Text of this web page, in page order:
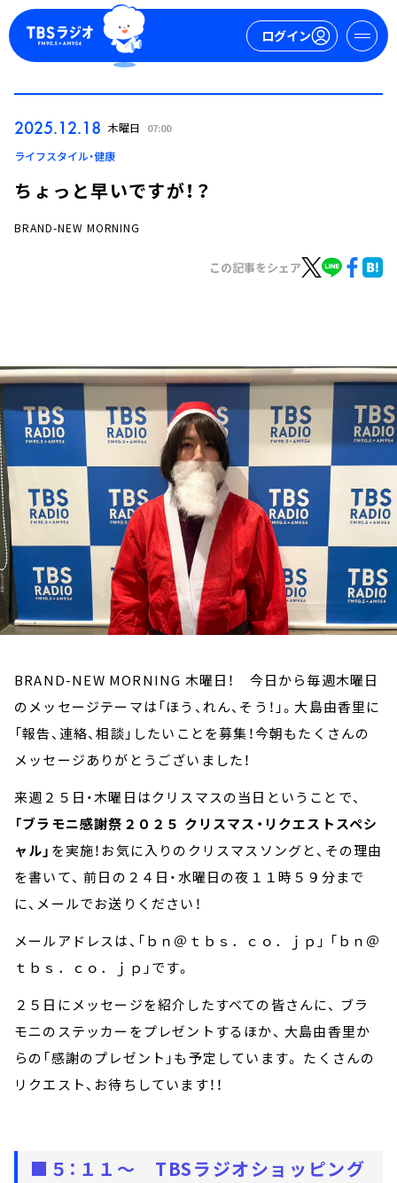
ログイン
ログイン
トピックス
TBS Podcast
お知らせ
イベント・グッズ
YouTube
会社情報
2025.12.18 木曜日 07:00
ライフスタイル・健康
ちょっと早いですが！？
BRAND-NEW MORNING
この記事をシェア
BRAND-NEW MORNING 木曜日！ 今日から毎週木曜日
のメッセージテーマは「ほう、れん、そう！」。大島由香里に
「報告、連絡、相談」したいことを募集！今朝もたくさんの
メッセージありがとうございました！
来週２５日・木曜日はクリスマスの当日ということで、
「ブラモニ感謝祭２０２５ クリスマス・リクエストスペシ
ャル」 を実施！お気に入りのクリスマスソングと、その理由
を書いて、 前日の２４日・水曜日の夜１１時５９分まで
に、メールでお送りください！
メールアドレスは、「ｂｎ＠ｔｂｓ．ｃｏ．ｊｐ」 「ｂｎ＠
ｔｂｓ．ｃｏ．ｊｐ」です。
２５日にメッセージを紹介したすべての皆さんに、 ブラ
モニのステッカーをプレゼントするほか、 大島由香里か
らの「感謝のプレゼント」も予定しています。 たくさんの
リクエスト、お待ちしています！！
■５：１１～ TBSラジオショッピング